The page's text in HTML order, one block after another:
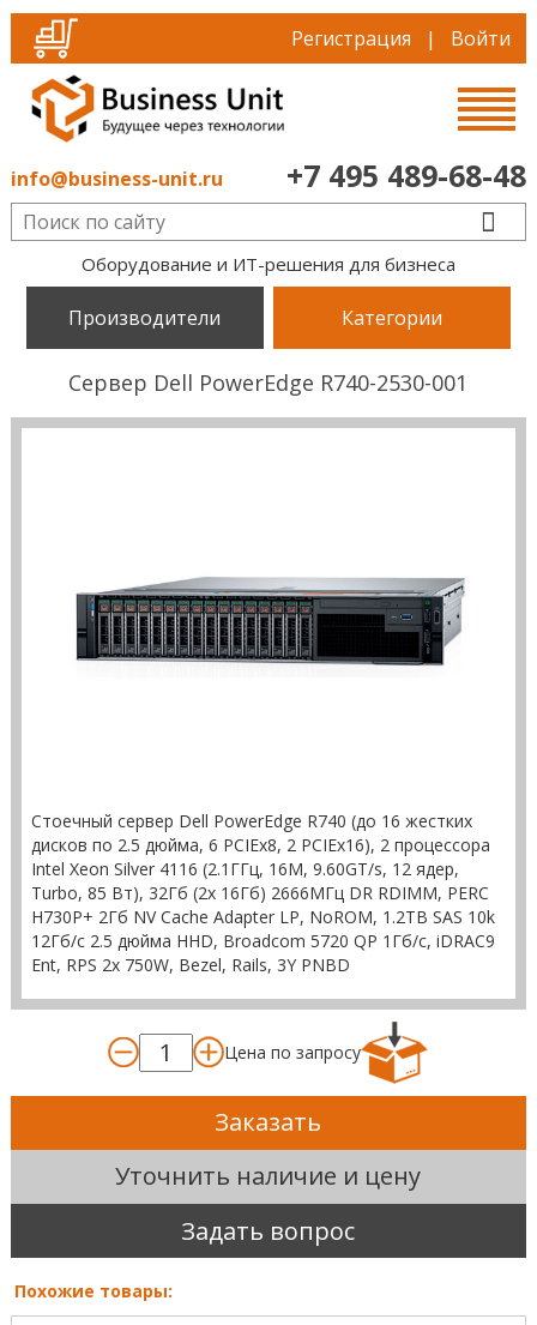
Регистрация | Войти
info@business-unit.ru +7 495 489-68-48
Оборудование и ИТ-решения для бизнеса
Производители Категории
Сервер Dell PowerEdge R740-2530-001
Стоечный сервер Dell PowerEdge R740 (до 16 жестких
дисков по 2.5 дюйма, 6 PCIEx8, 2 PCIEx16), 2 процессора
Intel Xeon Silver 4116 (2.1ГГц, 16M, 9.60GT/s, 12 ядер,
Turbo, 85 Вт), 32Гб (2x 16Гб) 2666МГц DR RDIMM, PERC
H730P+ 2Гб NV Cache Adapter LP, NoROM, 1.2TB SAS 10k
12Гб/c 2.5 дюйма HHD, Broadcom 5720 QP 1Гб/c, iDRAC9
Ent, RPS 2x 750W, Bezel, Rails, 3Y PNBD
Цена по запросу
Заказать
Уточнить наличие и цену
Задать вопрос
Похожие товары: